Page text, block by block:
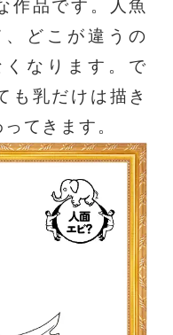
作品です。人魚
どこが違うの
なります。で
も乳だけは描き
てきます。